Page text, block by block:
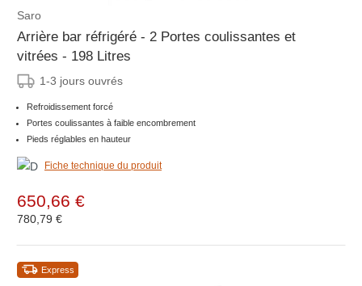
Saro
Arrière bar réfrigéré - 2 Portes coulissantes et
vitrées - 198 Litres
1-3 jours ouvrés
Refroidissement forcé
Portes coulissantes à faible encombrement
Pieds réglables en hauteur
Fiche technique du produit
650,66 €
780,79 €
Express